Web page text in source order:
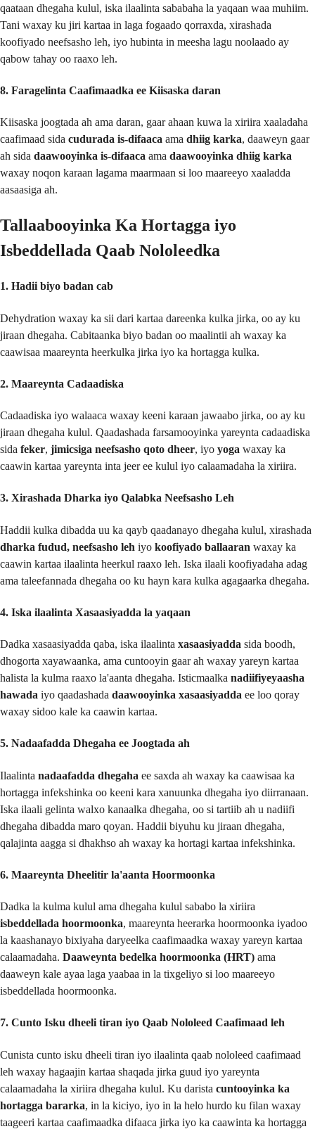
qaataan dhegaha kulul, iska ilaalinta sababaha la yaqaan waa muhiim.
Tani waxay ku jiri kartaa in laga fogaado qorraxda, xirashada
koofiyado neefsasho leh, iyo hubinta in meesha lagu noolaado ay
qabow tahay oo raaxo leh.
8. Faragelinta Caafimaadka ee Kiisaska daran
Kiisaska joogtada ah ama daran, gaar ahaan kuwa la xiriira xaaladaha
caafimaad sida cudurada is-difaaca ama dhiig karka, daaweyn gaar
ah sida daawooyinka is-difaaca ama daawooyinka dhiig karka
waxay noqon karaan lagama maarmaan si loo maareeyo xaaladda
aasaasiga ah.
Tallaabooyinka Ka Hortagga iyo
Isbeddellada Qaab Nololeedka
1. Hadii biyo badan cab
Dehydration waxay ka sii dari kartaa dareenka kulka jirka, oo ay ku
jiraan dhegaha. Cabitaanka biyo badan oo maalintii ah waxay ka
caawisaa maareynta heerkulka jirka iyo ka hortagga kulka.
2. Maareynta Cadaadiska
Cadaadiska iyo walaaca waxay keeni karaan jawaabo jirka, oo ay ku
jiraan dhegaha kulul. Qaadashada farsamooyinka yareynta cadaadiska
sida feker, jimicsiga neefsasho qoto dheer, iyo yoga waxay ka
caawin kartaa yareynta inta jeer ee kulul iyo calaamadaha la xiriira.
3. Xirashada Dharka iyo Qalabka Neefsasho Leh
Haddii kulka dibadda uu ka qayb qaadanayo dhegaha kulul, xirashada
dharka fudud, neefsasho leh iyo koofiyado ballaaran waxay ka
caawin kartaa ilaalinta heerkul raaxo leh. Iska ilaali koofiyadaha adag
ama taleefannada dhegaha oo ku hayn kara kulka agagaarka dhegaha.
4. Iska ilaalinta Xasaasiyadda la yaqaan
Dadka xasaasiyadda qaba, iska ilaalinta xasaasiyadda sida boodh,
dhogorta xayawaanka, ama cuntooyin gaar ah waxay yareyn kartaa
halista la kulma raaxo la'aanta dhegaha. Isticmaalka nadiifiyeyaasha
hawada iyo qaadashada daawooyinka xasaasiyadda ee loo qoray
waxay sidoo kale ka caawin kartaa.
5. Nadaafadda Dhegaha ee Joogtada ah
Ilaalinta nadaafadda dhegaha ee saxda ah waxay ka caawisaa ka
hortagga infekshinka oo keeni kara xanuunka dhegaha iyo diirranaan.
Iska ilaali gelinta walxo kanaalka dhegaha, oo si tartiib ah u nadiifi
dhegaha dibadda maro qoyan. Haddii biyuhu ku jiraan dhegaha,
qalajinta aagga si dhakhso ah waxay ka hortagi kartaa infekshinka.
6. Maareynta Dheelitir la'aanta Hoormoonka
Dadka la kulma kulul ama dhegaha kulul sababo la xiriira
isbeddellada hoormoonka, maareynta heerarka hoormoonka iyadoo
la kaashanayo bixiyaha daryeelka caafimaadka waxay yareyn kartaa
calaamadaha. Daaweynta bedelka hoormoonka (HRT) ama
daaweyn kale ayaa laga yaabaa in la tixgeliyo si loo maareeyo
isbeddellada hoormoonka.
7. Cunto Isku dheeli tiran iyo Qaab Nololeed Caafimaad leh
Cunista cunto isku dheeli tiran iyo ilaalinta qaab nololeed caafimaad
leh waxay hagaajin kartaa shaqada jirka guud iyo yareynta
calaamadaha la xiriira dhegaha kulul. Ku darista cuntooyinka ka
hortagga bararka, in la kiciyo, iyo in la helo hurdo ku filan waxay
taageeri kartaa caafimaadka difaaca jirka iyo ka caawinta ka hortagga